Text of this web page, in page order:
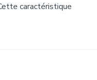
caractéristique